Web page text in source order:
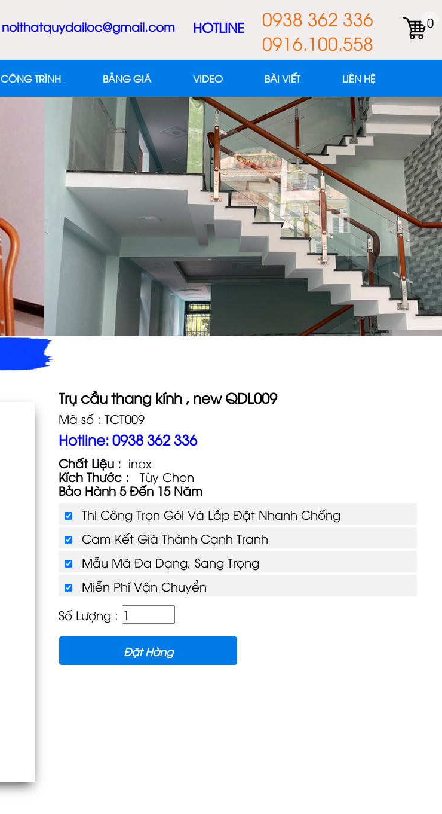
noithatquydailoc@gmail.com HOTLINE
0938 362 336
0916.100.558
0
CÔNG TRÌNH BẢNG GIÁ VIDEO BÀI VIẾT LIÊN HỆ
Trụ cầu thang kính , new QDL009
Mã số : TCT009
Hotline: 0938 362 336
Chất Liệu : inox
Kích Thước : Tùy Chọn
Bảo Hành 5 Đến 15 Năm
Thi Công Trọn Gói Và Lắp Đặt Nhanh Chống
Cam Kết Giá Thành Cạnh Tranh
Mẫu Mã Đa Dạng, Sang Trọng
Miễn Phí Vận Chuyển
Số Lượng :
Đặt Hàng